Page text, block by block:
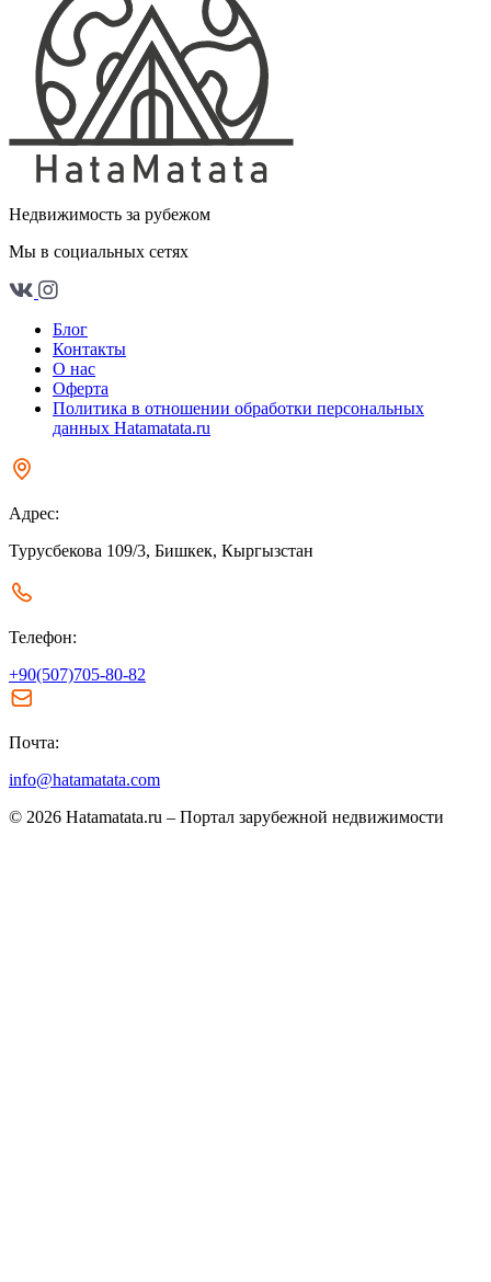
Недвижимость за рубежом
Мы в социальных сетях
Блог
Контакты
О нас
Оферта
Политика в отношении обработки персональных
данных Hatamatata.ru
Адрес:
Турусбекова 109/3, Бишкек, Кыргызстан
Телефон:
+90(507)705-80-82
Почта:
info@hatamatata.com
© 2026 Hatamatata.ru – Портал зарубежной недвижимости